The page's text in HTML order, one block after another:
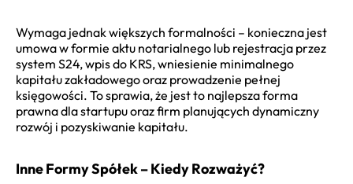
Wymaga jednak większych formalności – konieczna jest
umowa w formie aktu notarialnego lub rejestracja przez
system S24, wpis do KRS, wniesienie minimalnego
kapitału zakładowego oraz prowadzenie pełnej
księgowości. To sprawia, że jest to najlepsza forma
prawna dla startupu oraz firm planujących dynamiczny
rozwój i pozyskiwanie kapitału.
Inne Formy Spółek – Kiedy Rozważyć?